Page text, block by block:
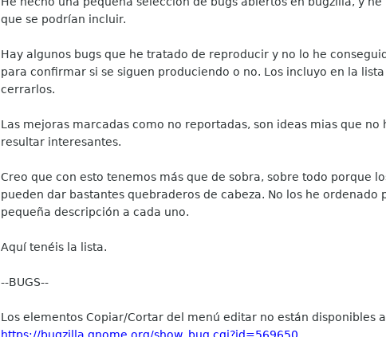
que se podrían incluir.
Hay algunos bugs que he tratado de reproducir y no lo he
para confirmar si se siguen produciendo o no. Los incluyo en la
cerrarlos.
Las mejoras marcadas como no reportadas, son ideas mias que
resultar interesantes.
Creo que con esto tenemos más que de sobra, sobre todo porque
pueden dar bastantes quebraderos de cabeza. No los he
pequeña descripción a cada uno.
Aquí tenéis la lista.
--BUGS--
Los elementos Copiar/Cortar del menú editar no están disponibles